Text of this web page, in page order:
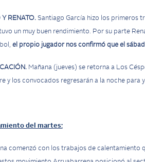
Y RENATO.Santiago García hizo los primeros
un muy buen rendimiento. Por su parte
el propio jugador nos confirmó que el
Mañana (jueves) se retorna a Los
y los convocados regresarán a la noche
del martes:
comenzó con los trabajos de calentamiento